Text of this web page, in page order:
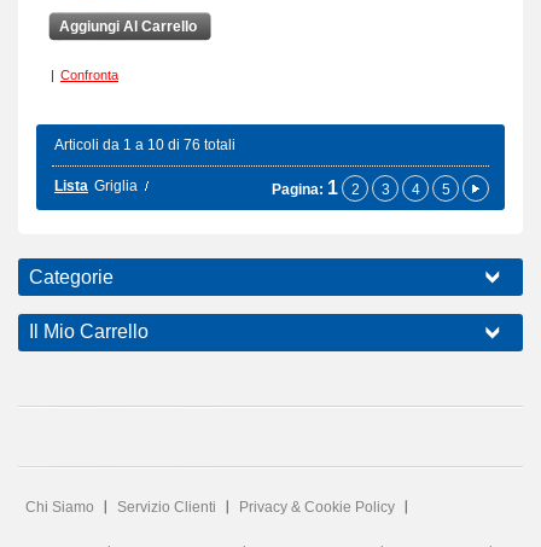
Aggiungi Al Carrello
| Confronta
Articoli da 1 a 10 di 76 totali
Lista Griglia Pagina: 1 2 3 4 5
Categorie
Il Mio Carrello
Chi Siamo Servizio Clienti Privacy & Cookie Policy